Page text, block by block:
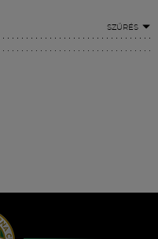
SZŰRÉS